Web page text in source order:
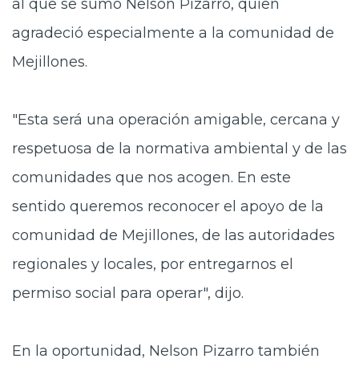
al que se sumó Nelson Pizarro, quien
agradeció especialmente a la comunidad de
Mejillones.
"Esta será una operación amigable, cercana y
respetuosa de la normativa ambiental y de las
comunidades que nos acogen. En este
sentido queremos reconocer el apoyo de la
comunidad de Mejillones, de las autoridades
regionales y locales, por entregarnos el
permiso social para operar", dijo.
En la oportunidad, Nelson Pizarro también